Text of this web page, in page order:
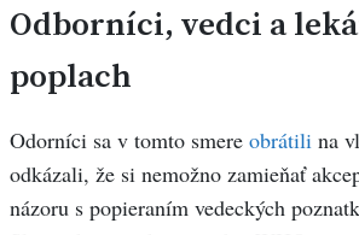
Odborníci, vedci a
poplach
Odorníci sa v tomto smere obrátili na
odkázali, že si nemožno zamieňať
názoru s popieraním vedeckých